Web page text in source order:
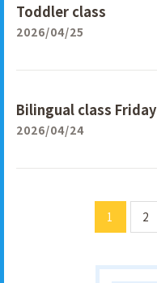
Toddler class
2026/04/25
Bilingual class Friday
2026/04/24
1 2